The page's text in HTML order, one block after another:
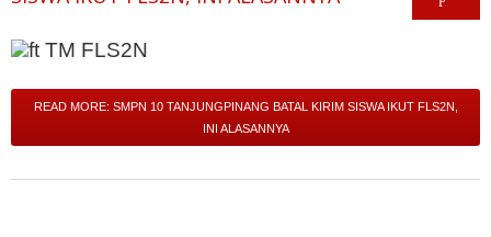
READ MORE: SMPN 10 TANJUNGPINANG BATAL KIRIM SISWA IKUT FLS2N,
INI ALASANNYA